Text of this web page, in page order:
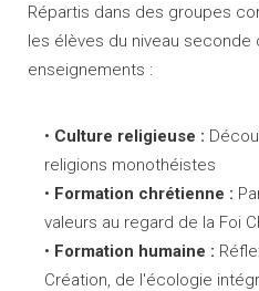
Répartis dans des groupes
les élèves du niveau seconde
enseignements :
Culture religieuse :
religions monothéistes
Formation chrétienne :
valeurs au regard de la Foi
Formation humaine :
Création, de l'écologie